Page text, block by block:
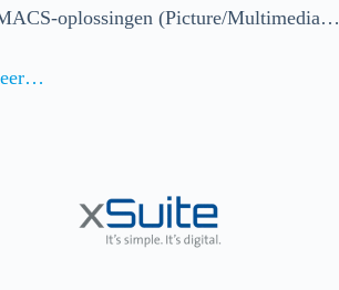
oplossingen (Picture/Multimedia…